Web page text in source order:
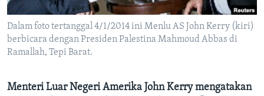
Dalam foto tertanggal 4/1/2014 ini Menlu AS John Kerry (kiri)
berbicara dengan Presiden Palestina Mahmoud Abbas di
Ramallah, Tepi Barat.
Menteri Luar Negeri Amerika John Kerry mengatakan